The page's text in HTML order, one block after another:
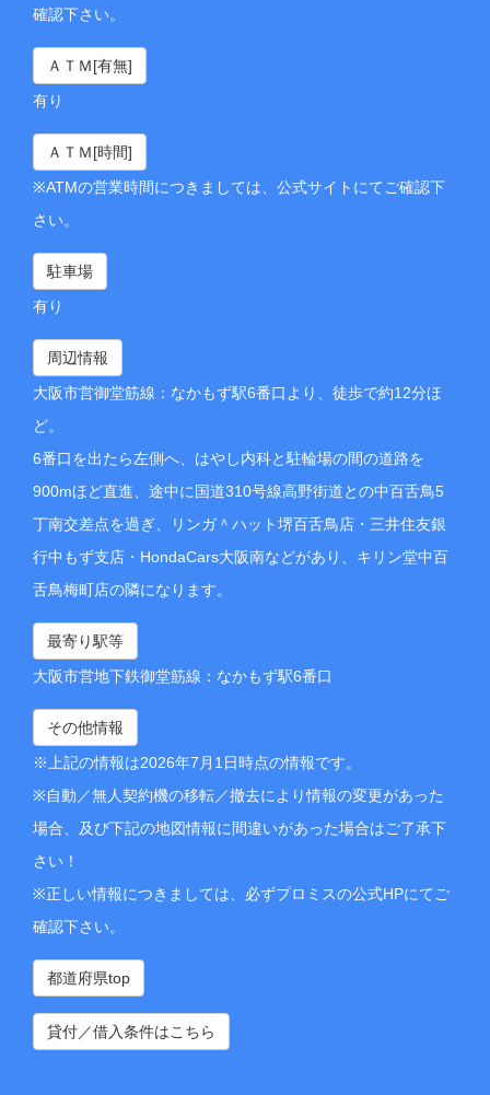
確認下さい。
ＡＴＭ[有無]
有り
ＡＴＭ[時間]
※ATMの営業時間につきましては、公式サイトにてご確認下
さい。
駐車場
有り
周辺情報
大阪市営御堂筋線：なかもず駅6番口より、徒歩で約12分ほ
ど。
6番口を出たら左側へ、はやし内科と駐輪場の間の道路を
900mほど直進、途中に国道310号線高野街道との中百舌鳥5
丁南交差点を過ぎ、リンガ＾ハット堺百舌鳥店・三井住友銀
行中もず支店・HondaCars大阪南などがあり、キリン堂中百
舌鳥梅町店の隣になります。
最寄り駅等
大阪市営地下鉄御堂筋線：なかもず駅6番口
その他情報
※上記の情報は2026年7月1日時点の情報です。
※自動／無人契約機の移転／撤去により情報の変更があった
場合、及び下記の地図情報に間違いがあった場合はご了承下
さい！
※正しい情報につきましては、必ずプロミスの公式HPにてご
確認下さい。
都道府県top
貸付／借入条件はこちら